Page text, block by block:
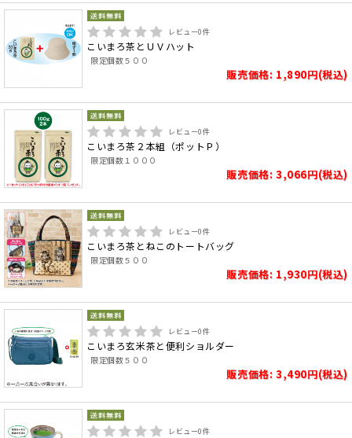
レビュー0件
こいまろ茶とＵＶハット
限定個数５００
販売価格: 1,890円(税込)
レビュー0件
こいまろ茶２本組（ポットＰ）
限定個数１０００
販売価格: 3,066円(税込)
レビュー0件
こいまろ茶とねこのトートバッグ
限定個数５００
販売価格: 1,930円(税込)
レビュー0件
こいまろ玄米茶と便利ショルダー
限定個数５００
販売価格: 3,490円(税込)
レビュー0件